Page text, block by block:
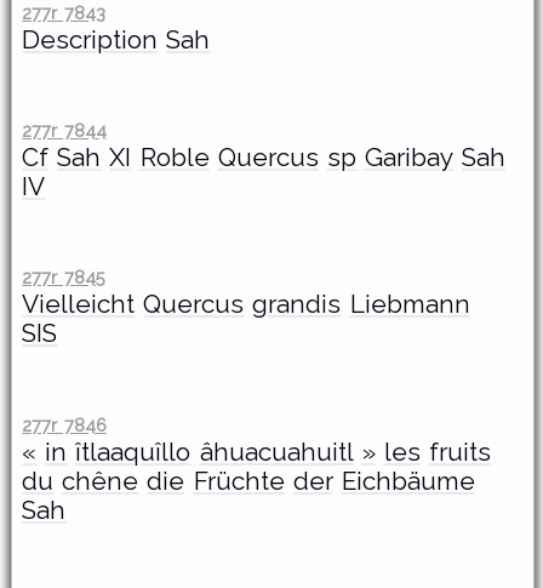
277r 7843
Description Sah
277r 7844
Cf Sah XI Roble Quercus sp Garibay Sah
IV
277r 7845
Vielleicht Quercus grandis Liebmann
SIS
277r 7846
« in îtlaaquîllo âhuacuahuitl » les fruits
du chêne die Früchte der Eichbäume
Sah